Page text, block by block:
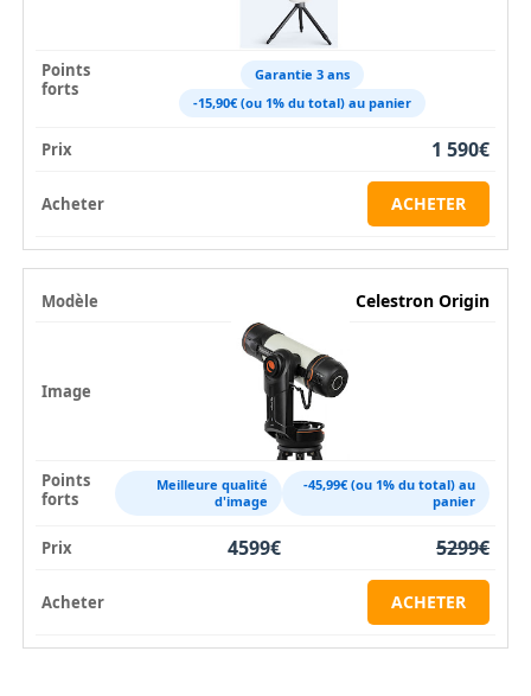
Garantie 3 ans
-15,90€ (ou 1% du total) au panier
1 590€
ACHETER
Celestron Origin
Meilleure qualité
d'image
-45,99€ (ou 1% du total) au
panier
4599€ 5299€
ACHETER